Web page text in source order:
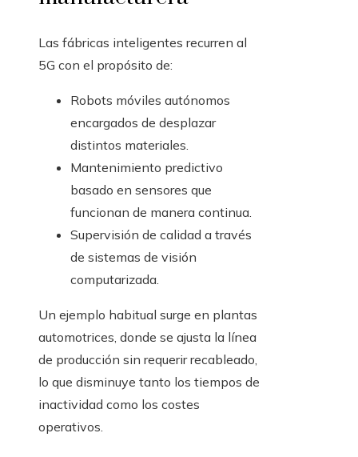
Las fábricas inteligentes recurren al
5G con el propósito de:
Robots móviles autónomos
encargados de desplazar
distintos materiales.
Mantenimiento predictivo
basado en sensores que
funcionan de manera continua.
Supervisión de calidad a través
de sistemas de visión
computarizada.
Un ejemplo habitual surge en plantas
automotrices, donde se ajusta la línea
de producción sin requerir recableado,
lo que disminuye tanto los tiempos de
inactividad como los costes
operativos.